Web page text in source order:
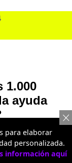
1.000
ayuda
Trump a
avanzar
para elaborar
personalizada.
información aquí